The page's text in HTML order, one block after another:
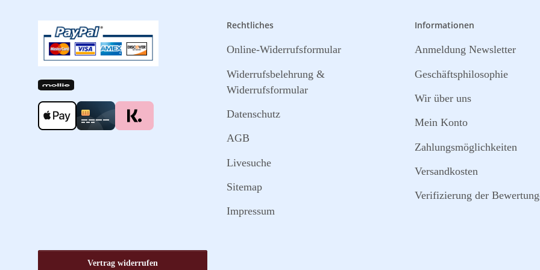
Rechtliches
Online-Widerrufsformular
Widerrufsbelehrung &
Widerrufsformular
Datenschutz
AGB
Livesuche
Sitemap
Impressum
Informationen
Anmeldung Newsletter
Geschäftsphilosophie
Wir über uns
Mein Konto
Zahlungsmöglichkeiten
Versandkosten
Verifizierung der
Vertrag widerrufen